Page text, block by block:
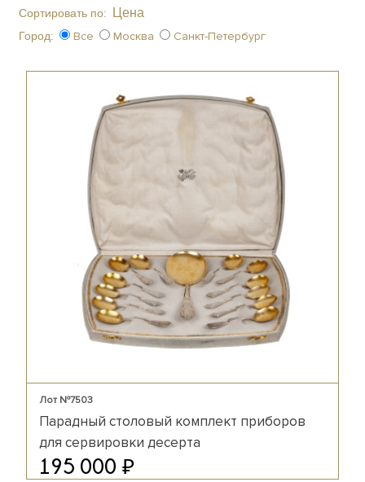
Сортировать по: Цена
Город: Все Москва Санкт-Петербург
Лот №7503
Парадный столовый комплект приборов
для сервировки десерта
195 000 ₽